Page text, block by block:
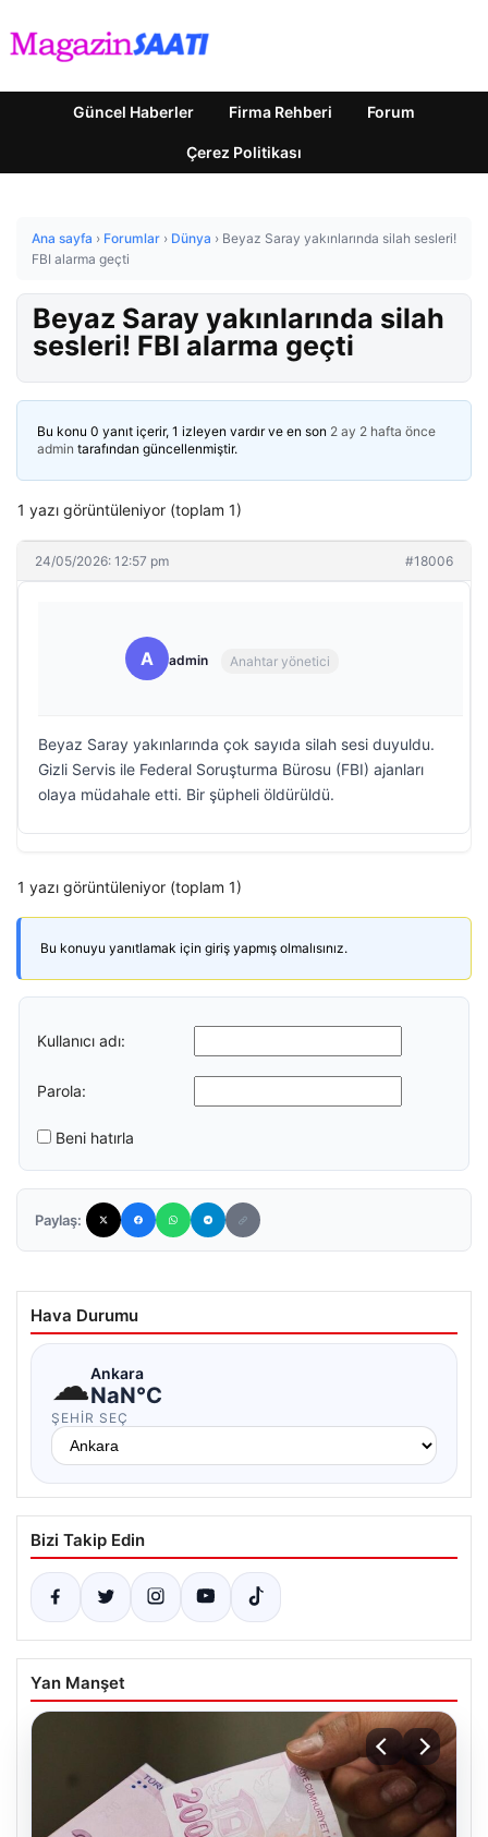
Güncel Haberler Firma Rehberi Forum
Çerez Politikası
Ana sayfa › Forumlar › Dünya › Beyaz Saray yakınlarında silah sesleri!
FBI alarma geçti
Beyaz Saray yakınlarında silah
sesleri! FBI alarma geçti
Bu konu 0 yanıt içerir, 1 izleyen vardır ve en son 2 ay 2 hafta önce
admin tarafından güncellenmiştir.
1 yazı görüntüleniyor (toplam 1)
24/05/2026: 12:57 pm #18006
A admin Anahtar yönetici
Beyaz Saray yakınlarında çok sayıda silah sesi duyuldu.
Gizli Servis ile Federal Soruşturma Bürosu (FBI) ajanları
olaya müdahale etti. Bir şüpheli öldürüldü.
1 yazı görüntüleniyor (toplam 1)
Bu konuyu yanıtlamak için giriş yapmış olmalısınız.
Kullanıcı adı:
Parola:
Beni hatırla
Paylaş:
Hava Durumu
☁Ankara
NaN°C
ŞEHIR SEÇ
Bizi Takip Edin
Yan Manşet